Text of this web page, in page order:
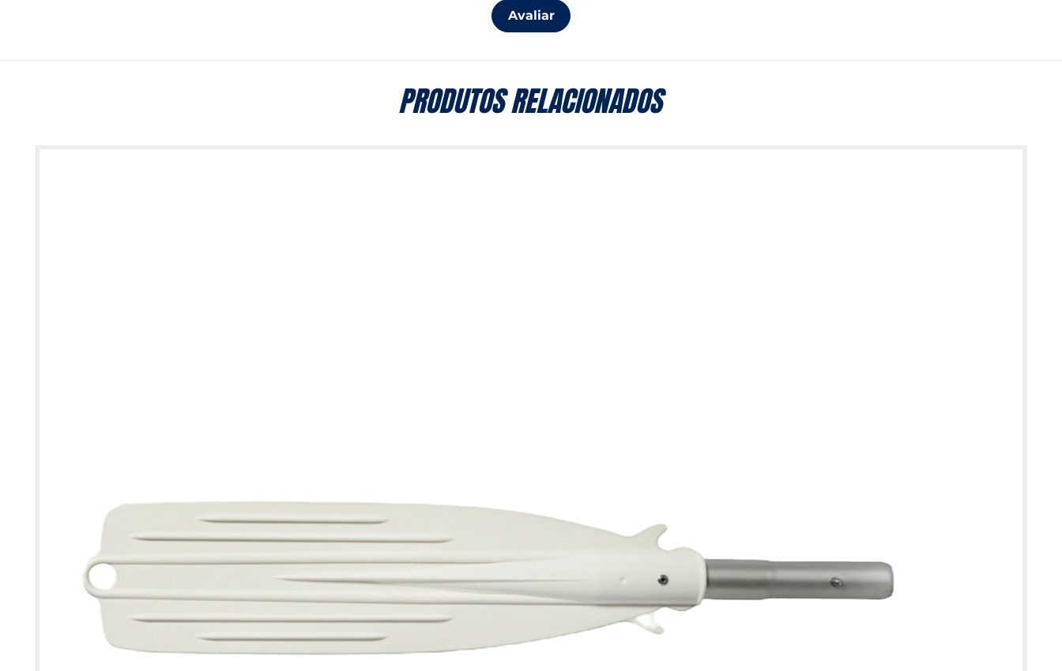
Avaliar
PRODUTOS RELACIONADOS